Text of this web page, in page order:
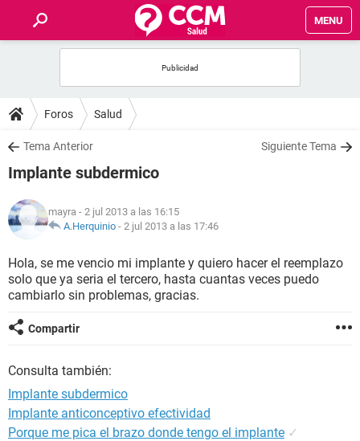
MENU
FOROS
SALUD
FAMILIA
NUTRICIÓN
BIENESTAR
Foros Salud
Tema Anterior Siguiente Tema
Implante subdermico
mayra - 2 jul 2013 a las 16:15
A.Herquinio - 2 jul 2013 a las 17:46
Hola, se me vencio mi implante y quiero hacer el reemplazo
solo que ya seria el tercero, hasta cuantas veces puedo
cambiarlo sin problemas, gracias.
Compartir
Consulta también:
Implante subdermico
Implante anticonceptivo efectividad
Porque me pica el brazo donde tengo el implante ✓